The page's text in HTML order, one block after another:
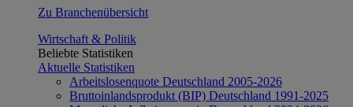
Zu Branchenübersicht
Wirtschaft & Politik
Beliebte Statistiken
Aktuelle Statistiken
Arbeitslosenquote Deutschland 2005-2026
Bruttoinlandsprodukt (BIP) Deutschland 1991-2025